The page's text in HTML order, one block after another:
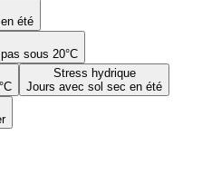
été
sous 20°C
Stress hydrique
Jours avec sol sec en été